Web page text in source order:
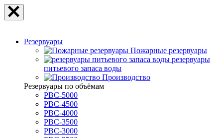
Резервуары
Пожарные резервуары
резервуары
питьевого запаса воды
Производство
Резервуары по объёмам
РВС-5000
РВС-4500
РВС-4000
РВС-3500
РВС-3000